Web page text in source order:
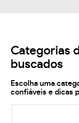
Categorias
buscados
Escolha uma
confiáveis e dicas